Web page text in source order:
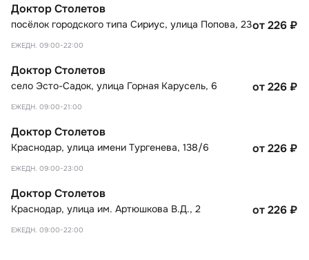
Доктор Столетов
посёлок городского типа Сириус, улица Попова, 23
ЕЖЕДН. 09:00-22:00
от 226₽
Доктор Столетов
село Эсто-Садок, улица Горная Карусель, 6
ЕЖЕДН. 09:00-21:00
от 226₽
Доктор Столетов
Краснодар, улица имени Тургенева, 138/6
ЕЖЕДН. 09:00-23:00
от 226₽
Доктор Столетов
Краснодар, улица им. Артюшкова В.Д., 2
ЕЖЕДН. 09:00-22:00
от 226₽